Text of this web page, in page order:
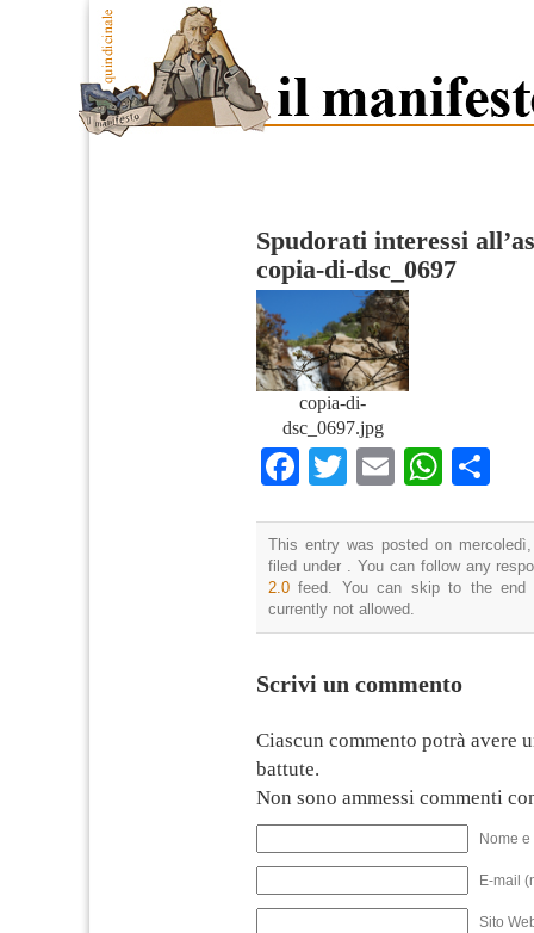
Spudorati interessi
copia-di-dsc_0697
copia-di-
dsc_0697.jpg
Facebook
TwitterEmail
This entry was posted on
filed under . You can follow any
2.0 feed. You can skip to the end
currently not allowed.
Scrivi un commento
Ciascun commento potrà avere
battute.
Non sono ammessi commenti
Nome
E-mail
Sito